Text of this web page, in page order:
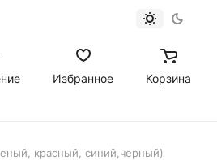
Избранное Корзина
красный, синий,черный)